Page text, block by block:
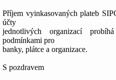
Příjem vyinkasovaných plateb
účty
jednotlivých organizací
podmínkami pro
banky, plátce a organizace.
S pozdravem